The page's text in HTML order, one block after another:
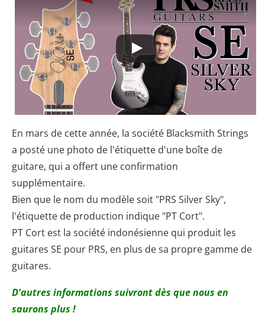
En mars de cette année, la société Blacksmith Strings
a posté une photo de l'étiquette d'une boîte de
guitare, qui a offert une confirmation
supplémentaire.
Bien que le nom du modèle soit "PRS Silver Sky",
l'étiquette de production indique "PT Cort".
PT Cort est la société indonésienne qui produit les
guitares SE pour PRS, en plus de sa propre gamme de
guitares.
D'autres informations suivront dès que nous en
saurons plus !